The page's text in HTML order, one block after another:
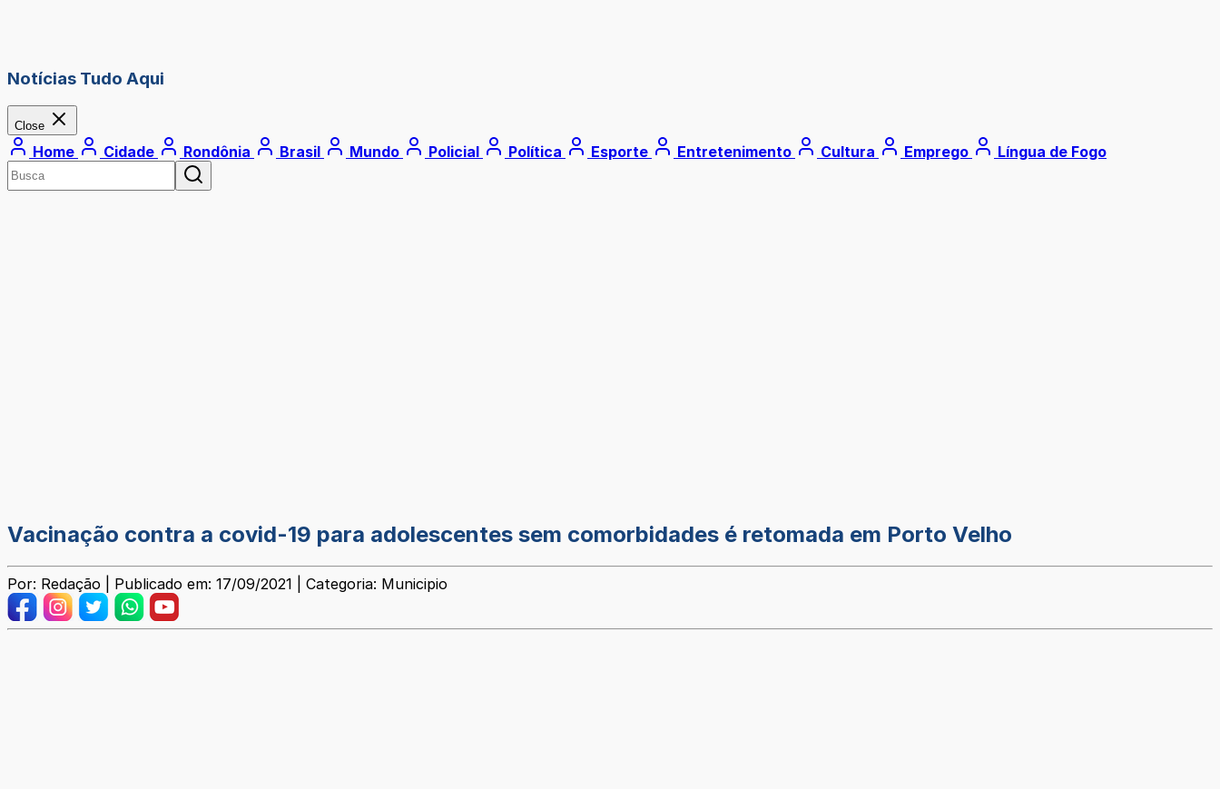
Notícias Tudo Aqui
Close
Home Cidade Rondônia Brasil Mundo Policial Política Esporte Entretenimento Cultura Emprego Língua de Fogo
Vacinação contra a covid-19 para adolescentes sem comorbidades é retomada em Porto Velho
Por: Redação | Publicado em: 17/09/2021 | Categoria: Municipio